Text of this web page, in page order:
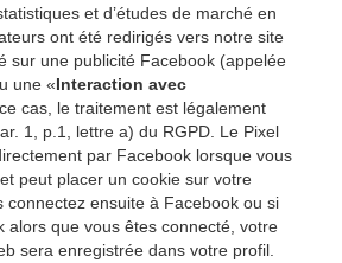
et d’études de marché en
ont été redirigés vers notre site
sur une publicité Facebook (appelée
une «Interaction avec
cas, le traitement est légalement
1, p.1, lettre a) du RGPD. Le Pixel
par Facebook lorsque vous
peut placer un cookie sur votre
connectez ensuite à Facebook ou si
alors que vous êtes connecté, votre
sera enregistrée dans votre profil.